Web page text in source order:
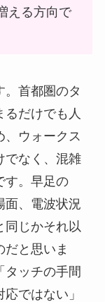
える方向で
。首都圏のタ
だけでも人
、ウォークス
でなく、混雑
す。早足の
面、電波状況
同じかそれ以
だと思いま
タッチの手間
ではない」